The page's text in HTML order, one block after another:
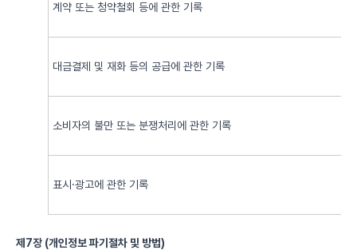
계약 또는 청약철회 등에 관한 기록
대금결제 및 재화 등의 공급에 관한 기록
소비자의 불만 또는 분쟁처리에 관한 기록
표시·광고에 관한 기록
제7장 (개인정보 파기절차 및 방법)